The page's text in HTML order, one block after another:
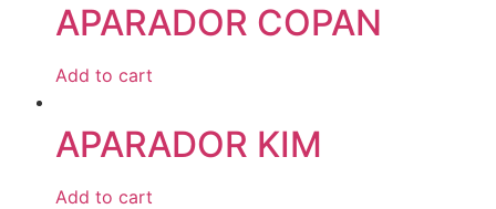
APARADOR COPAN
Add to cart
APARADOR KIM
Add to cart